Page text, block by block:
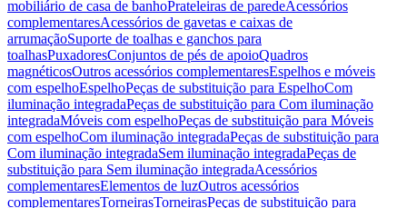
mobiliário de casa de banhoPrateleiras de paredeAcessórios
complementaresAcessórios de gavetas e caixas de
arrumaçãoSuporte de toalhas e ganchos para
toalhasPuxadoresConjuntos de pés de apoioQuadros
magnéticosOutros acessórios complementaresEspelhos e móveis
com espelhoEspelhoPeças de substituição para EspelhoCom
iluminação integradaPeças de substituição para Com iluminação
integradaMóveis com espelhoPeças de substituição para Móveis
com espelhoCom iluminação integradaPeças de substituição para
Com iluminação integradaSem iluminação integradaPeças de
substituição para Sem iluminação integradaAcessórios
complementaresElementos de luzOutros acessórios
complementaresTorneirasTorneirasPeças de substituição para